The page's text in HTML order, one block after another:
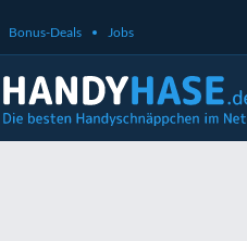
Bonus-Deals Jobs